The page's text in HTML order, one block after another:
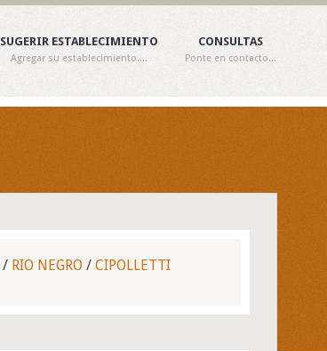
SUGERIR ESTABLECIMIENTO
Agregar su establecimiento....
CONSULTAS
Ponte en contacto...
/ RIO NEGRO / CIPOLLETTI